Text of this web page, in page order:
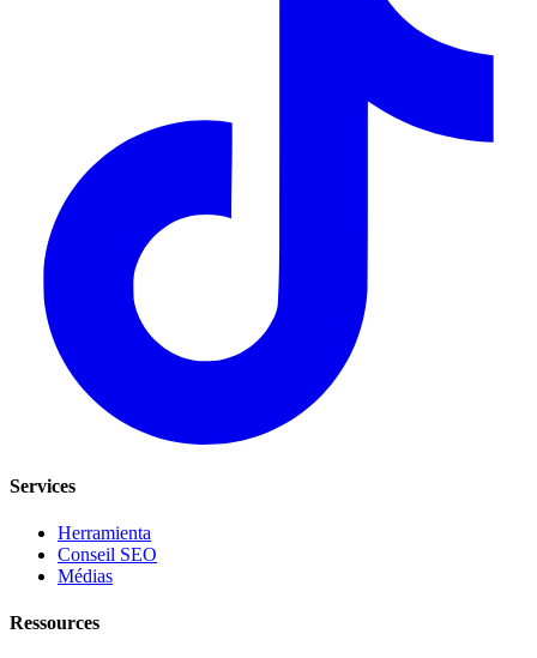
Services
Herramienta
Conseil SEO
Médias
Ressources